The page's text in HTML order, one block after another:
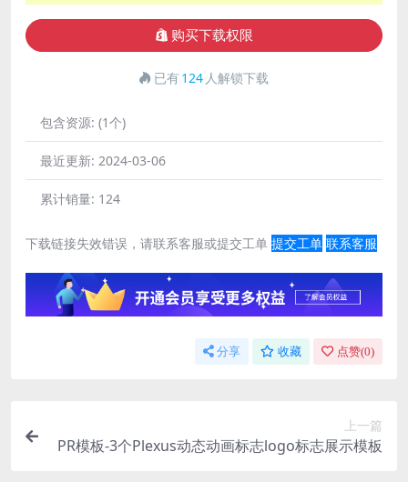
购买下载权限
已有124 人解锁下载
包含资源: (1个)
最近更新: 2024-03-06
累计销量: 124
下载链接失效错误，请联系客服或提交工单 提交工单 联系客服
分享 收藏 点赞(0)
上一篇
PR模板-3个Plexus动态动画标志logo标志展示模板